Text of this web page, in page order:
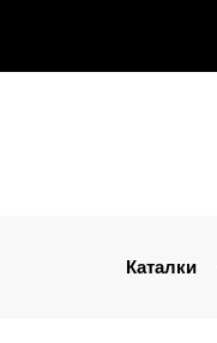
Каталки